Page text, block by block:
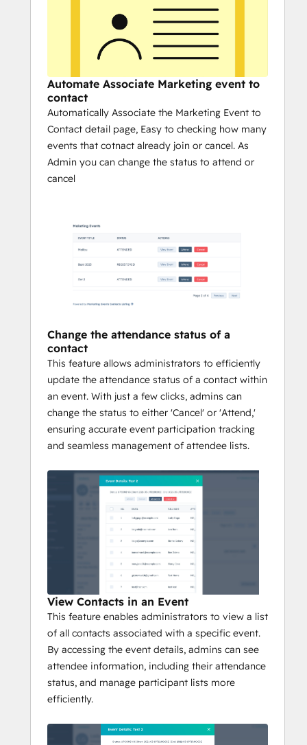
Automate Associate Marketing event to
contact
Automatically Associate the Marketing Event to
Contact detail page, Easy to checking how many
events that cotnact already join or cancel. As
Admin you can change the status to attend or
cancel
Change the attendance status of a
contact
This feature allows administrators to efficiently
update the attendance status of a contact within
an event. With just a few clicks, admins can
change the status to either 'Cancel' or 'Attend,'
ensuring accurate event participation tracking
and seamless management of attendee lists.
View Contacts in an Event
This feature enables administrators to view a list
of all contacts associated with a specific event.
By accessing the event details, admins can see
attendee information, including their attendance
status, and manage participant lists more
efficiently.